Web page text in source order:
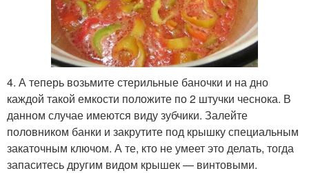
4. А теперь возьмите стерильные баночки и на дно
каждой такой емкости положите по 2 штучки чеснока. В
данном случае имеются виду зубчики. Залейте
половником банки и закрутите под крышку специальным
закаточным ключом. А те, кто не умеет это делать, тогда
запаситесь другим видом крышек — винтовыми.